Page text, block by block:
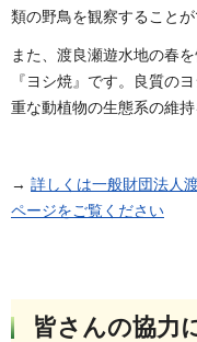
類の野鳥を観察することが
また、渡良瀬遊水地の春
『ヨシ焼』です。良質の
重な動植物の生態系の維
→ 詳しくは一般財団法人
ページをご覧ください
皆さんの協力